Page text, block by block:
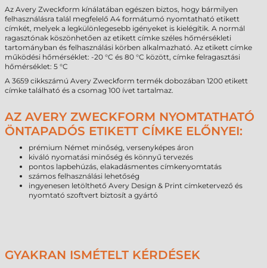
Az Avery Zweckform kínálatában egészen biztos, hogy bármilyen
felhasználásra talál megfelelő A4 formátumó nyomtatható etikett
címkét, melyek a legkülönlegesebb igényeket is kielégítik. A normál
ragasztónak köszönhetően az etikett címke széles hőmérsékleti
tartományban és felhasználási körben alkalmazható. Az etikett címke
működési hőmérséklet: -20 °C és 80 °C között, címke felragasztási
hőmérséklet: 5 °C
A 3659 cikkszámú Avery Zweckform termék dobozában 1200 etikett
címke található és a csomag 100 ívet tartalmaz.
AZ AVERY ZWECKFORM NYOMTATHATÓ
ÖNTAPADÓS ETIKETT CÍMKE ELŐNYEI:
prémium Német minőség, versenyképes áron
kiváló nyomatási minőség és könnyű tervezés
pontos lapbehúzás, elakadásmentes címkenyomtatás
számos felhasználási lehetőség
ingyenesen letölthető Avery Design & Print címketervező és
nyomtató szoftvert biztosít a gyártó
GYAKRAN ISMÉTELT KÉRDÉSEK